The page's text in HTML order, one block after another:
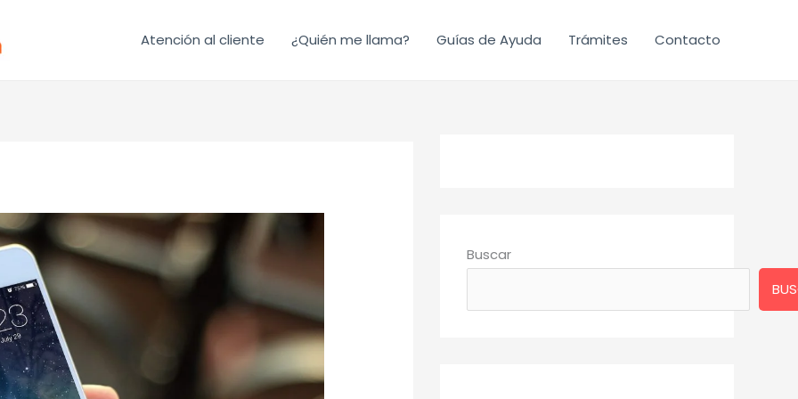
Atención al cliente ¿Quién me llama? Guías de Ayuda Trámites Contacto
Buscar